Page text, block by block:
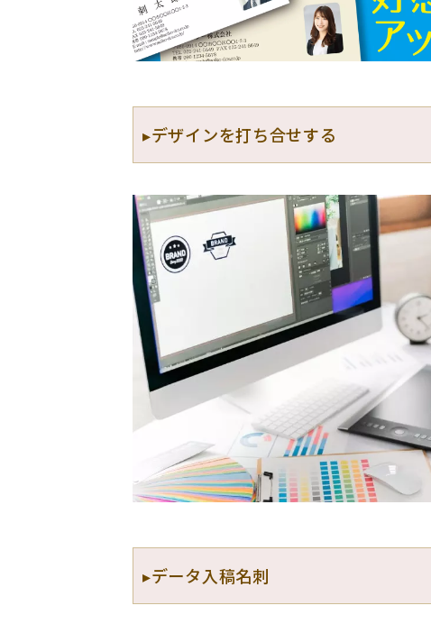
▸デザインを打ち合せする
▸データ入稿名刺